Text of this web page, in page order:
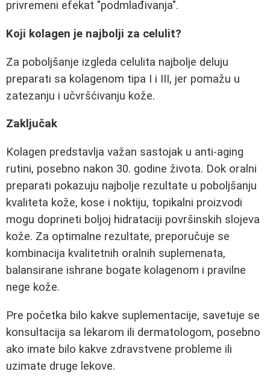
privremeni efekat "podmlađivanja".
Koji kolagen je najbolji za celulit?
Za poboljšanje izgleda celulita najbolje deluju
preparati sa kolagenom tipa I i III, jer pomažu u
zatezanju i učvršćivanju kože.
Zaključak
Kolagen predstavlja važan sastojak u anti-aging
rutini, posebno nakon 30. godine života. Dok oralni
preparati pokazuju najbolje rezultate u poboljšanju
kvaliteta kože, kose i noktiju, topikalni proizvodi
mogu doprineti boljoj hidrataciji površinskih slojeva
kože. Za optimalne rezultate, preporučuje se
kombinacija kvalitetnih oralnih suplemenata,
balansirane ishrane bogate kolagenom i pravilne
nege kože.
Pre početka bilo kakve suplementacije, savetuje se
konsultacija sa lekarom ili dermatologom, posebno
ako imate bilo kakve zdravstvene probleme ili
uzimate druge lekove.